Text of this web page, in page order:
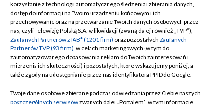
TVP
Abonament TVP
Emisja w TVP
Centrum informacji TVP
Naziemna Telewizja Cyfrowa
Rada Programowa
Regulamin TVP
Polityka prywatności
Moje zgody
Pomoc
korzystanie z technologii automatycznego śledzenia i zbierania danych,
dostęp do informacji na Twoim urządzeniu końcowym i ich
przechowywanie oraz na przetwarzanie Twoich danych osobowych przez
nas, czyli Telewizję Polską S.A. w likwidacji (zwaną dalej również „TVP”),
Zaufanych Partnerów z IAB* (1201 firm) oraz pozostałych Zaufanych
Partnerów TVP (93 firm), w celach marketingowych (w tym do
zautomatyzowanego dopasowania reklam do Twoich zainteresowań i
mierzenia ich skuteczności) i pozostałych, które wskazujemy poniżej, a
także zgody na udostępnianie przez nas identyfikatora PPID do Google.
Twoje dane osobowe zbierane podczas odwiedzania przez Ciebie naszych
poszczególnych serwisówzwanych dalej „Portalem”, w tym informacje